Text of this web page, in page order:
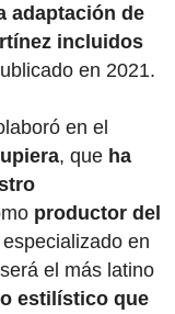
adaptación de
incluidos
en 2021.
en el
, que ha
productor del
especializado en
el más latino
estilístico que